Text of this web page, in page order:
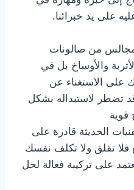
على يد خبرائنا.
من صالونات
والأوساخ بل في
على الاستغناء عن
تضطر لاستبداله بشكل
قوية
الحديثة قادرة على
تقلق ولا تكلف نفسك
على تركيبة فعالة لحل